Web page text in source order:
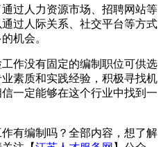
过人力资源市场、招聘网站等
过人际关系、社交平台等方式
机会。
没有固定的编制职位可供选
素质和实践经验，积极寻找机
一定能够在这个行业中找到一
有编制吗？全部内容，想了解